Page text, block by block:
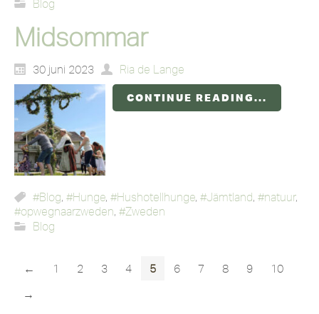
Blog
Midsommar
30 juni 2023 Ria de Lange
CONTINUE READING...
#Blog, #Hunge, #Hushotellhunge, #Jämtland, #natuur,
#opwegnaarzweden, #Zweden
Blog
← 1 2 3 4 5 6 7 8 9
10
→